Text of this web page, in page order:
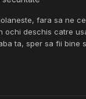
fara sa ne
ochi deschis catre
ta, sper sa fii